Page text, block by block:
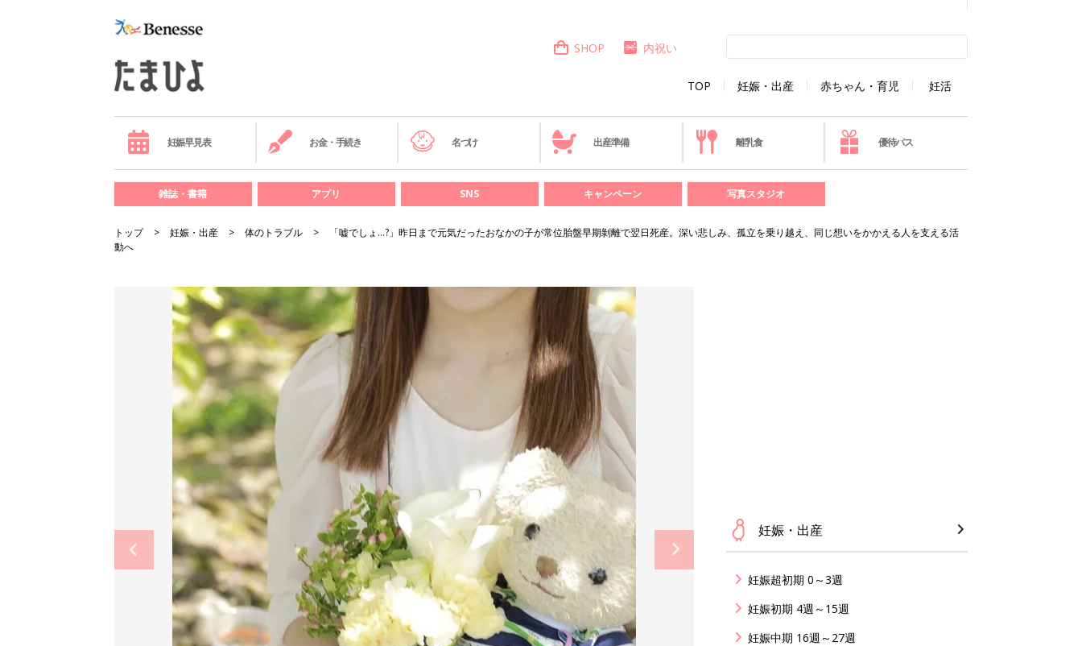
TOP 妊娠・出産 赤ちゃん・育児 妊活
SHOP 内祝い
妊娠早見表 お金・手続き 名づけ 出産準備 離乳食 優待パス
雑誌・書籍 アプリ SNS キャンペーン 写真スタジオ
トップ 妊娠・出産 体のトラブル
「嘘でしょ…?」昨日まで元気だったおなかの子が常位胎盤早期剝離で翌日死産。深い悲しみ、孤立を乗り越え、同じ想いをかかえる人を支える活
動へ
妊娠・出産
妊娠超初期 0～3週
妊娠初期 4週～15週
妊娠中期 16週～27週